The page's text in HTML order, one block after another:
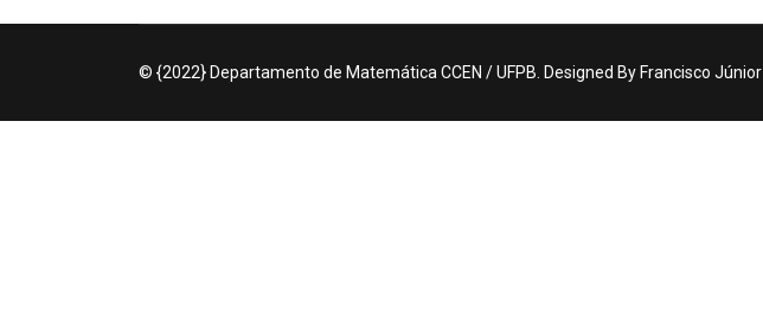
© {2022} Departamento de Matemática CCEN / UFPB. Designed By Francisco Júnior